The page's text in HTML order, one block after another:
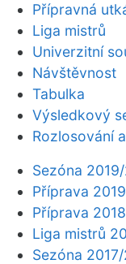
Přípravná
Liga mistrů
Univerzitní
Návštěvnost
Tabulka
Výsledkový
Rozlosování
Sezóna
Příprava
Příprava
Liga mistrů
Sezóna